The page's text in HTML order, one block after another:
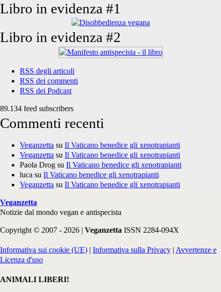
Libro in evidenza #1
Libro in evidenza #2
RSS degli articoli
RSS dei commenti
RSS dei Podcast
89.134 feed subscribers
Commenti recenti
Veganzetta su Il Vaticano benedice gli xenotrapianti
Veganzetta su Il Vaticano benedice gli xenotrapianti
Paola Drog su Il Vaticano benedice gli xenotrapianti
luca su Il Vaticano benedice gli xenotrapianti
Veganzetta su Il Vaticano benedice gli xenotrapianti
Veganzetta
Notizie dal mondo vegan e antispecista
Copyright © 2007 - 2026 | Veganzetta ISSN 2284-094X
Informativa sui cookie (UE) | Informativa sulla Privacy | Avvertenze e
Licenza d'uso
ANIMALI LIBERI!